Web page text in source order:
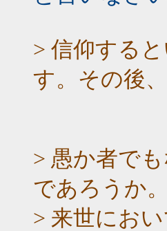
> 信仰する
す。その後
> 愚か者で
であろうか
> 来世にお